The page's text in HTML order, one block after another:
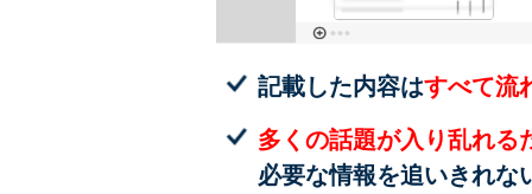
記載した内容はすべて流
多くの話題が入り乱れる
必要な情報を追いきれな